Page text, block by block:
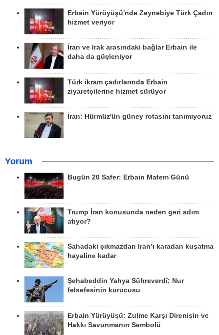
Erbain Yürüyüşü'nde Zeynebiye Türk Çadırı
hizmet veriyor
İran ve Irak arasındaki bağlar Erbain ile
daha da güçleniyor
Türk ikram çadırlarında Erbain
ziyaretçilerine hizmet sürüyor
İran: Hürmüz'ün güney rotasını tanımıyoruz
Yorum
Bugün 20 Safer: Erbain Matem Günü
Trump İran konusunda neden geri adım
atıyor?
Sahadaki çıkmazdan İran’ı karadan kuşatma
hayaline kadar
Şehabeddin Yahya Sühreverdî; Nur
felsefesinin kurucusu
Erbain Yürüyüşü: Zulme Karşı Direnişin ve
Hakkı Savunmanın Sembolü